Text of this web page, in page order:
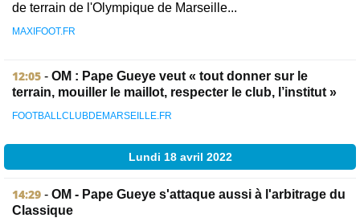
de terrain de l'Olympique de Marseille...
MAXIFOOT.FR
12:05 - OM : Pape Gueye veut « tout donner sur le
terrain, mouiller le maillot, respecter le club, l’institut »
FOOTBALLCLUBDEMARSEILLE.FR
Lundi 18 avril 2022
14:29 - OM - Pape Gueye s'attaque aussi à l'arbitrage du
Classique